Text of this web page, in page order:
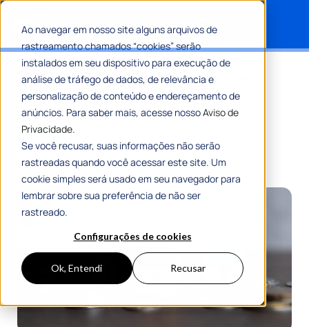
Ao navegar em nosso site alguns arquivos de
rastreamento chamados “cookies” serão
instalados em seu dispositivo para execução de
análise de tráfego de dados, de relevância e
personalização de conteúdo e endereçamento de
anúncios. Para saber mais, acesse nossoAviso de
Privacidade.
Se você recusar, suas informações não serão
rastreadas quando você acessar este site. Um
cookie simples será usado em seu navegador para
lembrar sobre sua preferência de não ser
rastreado.
Configurações de cookies
Ok, Entendi Recusar
O que é ITBI digital e como ele
moderniza a arrecadação
municipal
Por Maria Flávia Tavares
23 Janeiro 2026
8 Min De Leitura